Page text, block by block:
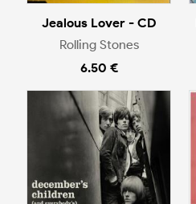
Jealous Lover - CD
Rolling Stones
6.50 €